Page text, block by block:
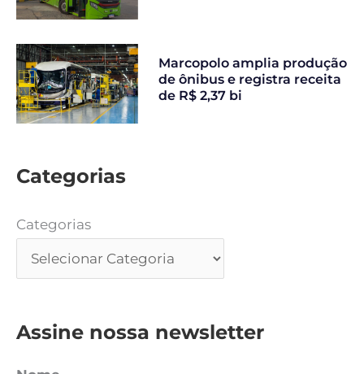
Marcopolo amplia produção
de ônibus e registra receita
de R$ 2,37 bi
Categorias
Categorias
Assine nossa newsletter